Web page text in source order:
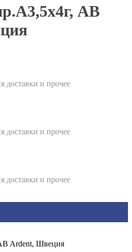
AB
доставки и прочее
доставки и прочее
доставки и прочее